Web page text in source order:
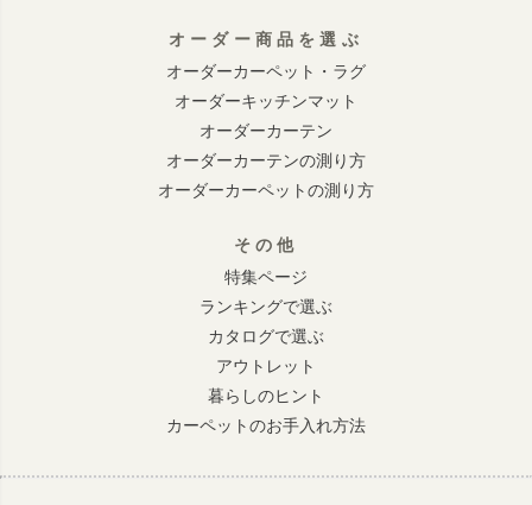
オーダー商品を選ぶ
オーダーカーペット・ラグ
オーダーキッチンマット
オーダーカーテン
オーダーカーテンの測り方
オーダーカーペットの測り方
その他
特集ページ
ランキングで選ぶ
カタログで選ぶ
アウトレット
暮らしのヒント
カーペットのお手入れ方法